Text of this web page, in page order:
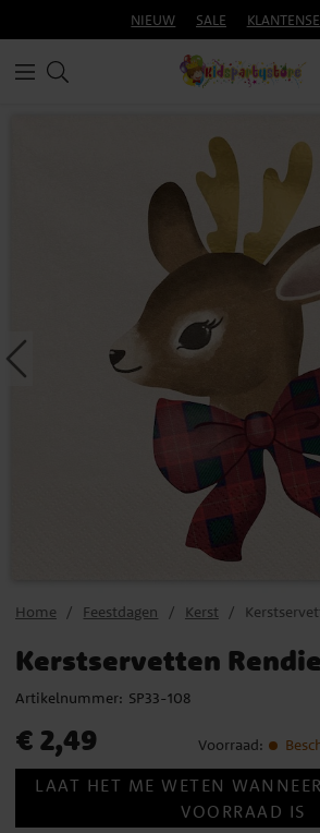
NIEUW SALE
Home Feestdagen Kerst
Kerstservetten
Artikelnummer: SP33-108
Prijs: € 2,49
€ 2,49 Voorraad:
LAAT HET ME WETEN
VOORRAAD IS